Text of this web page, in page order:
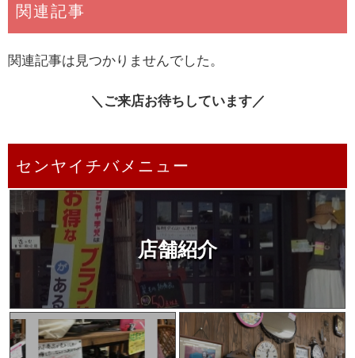
関連記事
関連記事は見つかりませんでした。
＼ご来店お待ちしています／
センヤイチバメニュー
店舗紹介